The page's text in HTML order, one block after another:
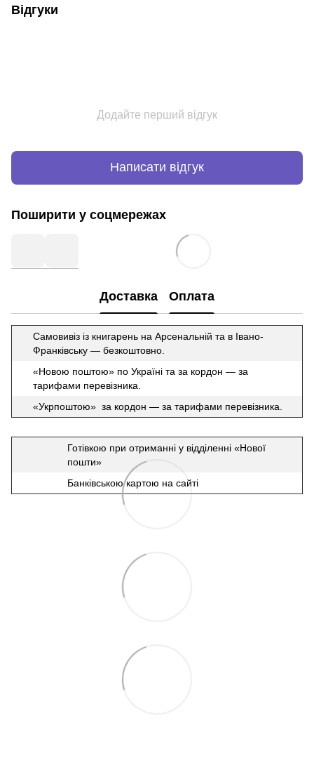
Відгуки
Додайте перший відгук
Написати відгук
Поширити у соцмережах
Доставка Оплата
Самовивіз із книгарень на Арсенальній та в Івано-
Франківську — безкоштовно.
«Новою поштою» по Україні та за кордон — за
тарифами перевізника.
«Укрпоштою» за кордон — за тарифами перевізника.
Готівкою при отриманні у відділенні «Нової
пошти»
Банківською картою на сайті